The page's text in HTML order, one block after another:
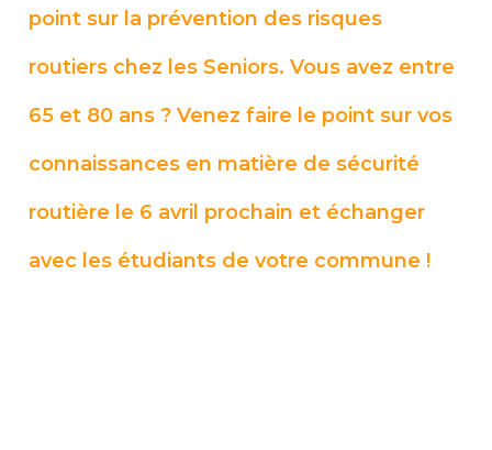
point sur la prévention des risques
routiers chez les Seniors. Vous avez entre
65 et 80 ans ? Venez faire le point sur vos
connaissances en matière de sécurité
routière le 6 avril prochain et échanger
avec les étudiants de votre commune !